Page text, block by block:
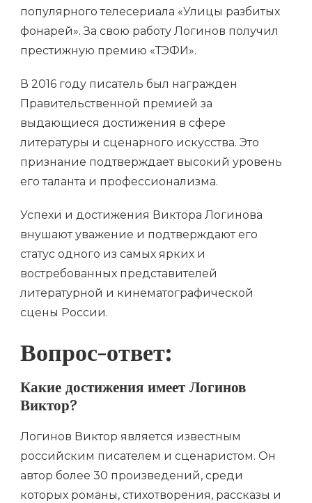
популярного телесериала «Улицы разбитых
фонарей». За свою работу Логинов получил
престижную премию «ТЭФИ».
В 2016 году писатель был награжден
Правительственной премией за
выдающиеся достижения в сфере
литературы и сценарного искусства. Это
признание подтверждает высокий уровень
его таланта и профессионализма.
Успехи и достижения Виктора Логинова
внушают уважение и подтверждают его
статус одного из самых ярких и
востребованных представителей
литературной и кинематографической
сцены России.
Вопрос-ответ:
Какие достижения имеет Логинов
Виктор?
Логинов Виктор является известным
российским писателем и сценаристом. Он
автор более 30 произведений, среди
которых романы, стихотворения, рассказы и